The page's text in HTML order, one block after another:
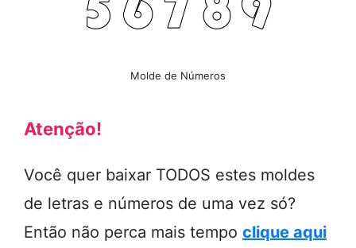
Molde de Números
Atenção!
Você quer baixar TODOS estes moldes
de letras e números de uma vez só?
Então não perca mais tempo clique aqui